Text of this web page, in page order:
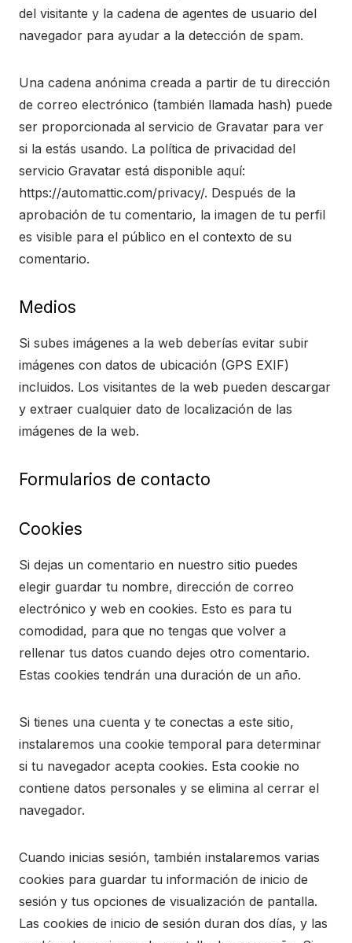
del visitante y la cadena de agentes de usuario del
navegador para ayudar a la detección de spam.
Una cadena anónima creada a partir de tu dirección
de correo electrónico (también llamada hash) puede
ser proporcionada al servicio de Gravatar para ver
si la estás usando. La política de privacidad del
servicio Gravatar está disponible aquí:
https://automattic.com/privacy/. Después de la
aprobación de tu comentario, la imagen de tu perfil
es visible para el público en el contexto de su
comentario.
Medios
Si subes imágenes a la web deberías evitar subir
imágenes con datos de ubicación (GPS EXIF)
incluidos. Los visitantes de la web pueden descargar
y extraer cualquier dato de localización de las
imágenes de la web.
Formularios de contacto
Cookies
Si dejas un comentario en nuestro sitio puedes
elegir guardar tu nombre, dirección de correo
electrónico y web en cookies. Esto es para tu
comodidad, para que no tengas que volver a
rellenar tus datos cuando dejes otro comentario.
Estas cookies tendrán una duración de un año.
Si tienes una cuenta y te conectas a este sitio,
instalaremos una cookie temporal para determinar
si tu navegador acepta cookies. Esta cookie no
contiene datos personales y se elimina al cerrar el
navegador.
Cuando inicias sesión, también instalaremos varias
cookies para guardar tu información de inicio de
sesión y tus opciones de visualización de pantalla.
Las cookies de inicio de sesión duran dos días, y las